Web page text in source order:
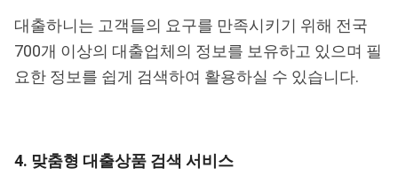
대출하니는 고객들의 요구를 만족시키기 위해 전국
700개 이상의 대출업체의 정보를 보유하고 있으며 필
요한 정보를 쉽게 검색하여 활용하실 수 있습니다.
4. 맞춤형 대출상품 검색 서비스